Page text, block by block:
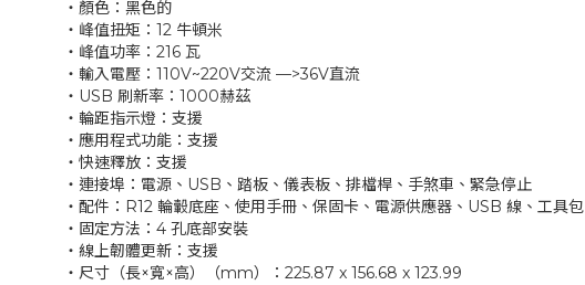
‧顏色：黑色的
‧峰值扭矩：12 牛頓米
‧峰值功率：216 瓦
‧輸入電壓：110V~220V交流 —>36V直流
‧USB 刷新率：1000赫茲
‧輪距指示燈：支援
‧應用程式功能：支援
‧快速釋放：支援
‧連接埠：電源、USB、踏板、儀表板、排檔桿、手煞車、緊急停止
‧配件：R12 輪轂底座、使用手冊、保固卡、電源供應器、USB 線、工具包
‧固定方法：4 孔底部安裝
‧線上韌體更新：支援
‧尺寸（長×寬×高）（mm）：225.87 x 156.68 x 123.99